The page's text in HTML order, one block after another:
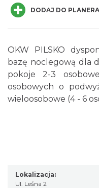
DODAJ DO PLANERA
OKW PILSKO
bazę noclegową dla
pokoje 2-3
osobowych o
wieloosobowe (4 - 6
Lokalizacja:
Ul. Leśna 2